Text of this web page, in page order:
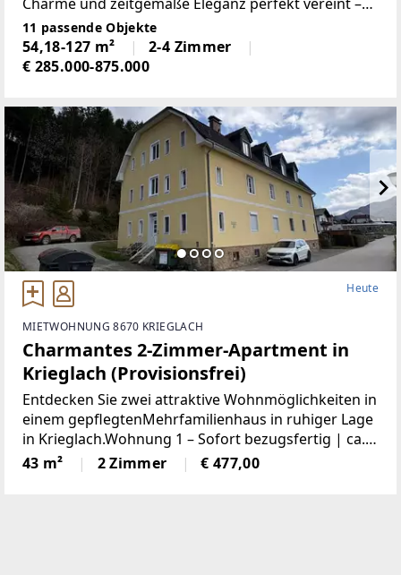
Ihre ganz persönliche Wohlfühloase mit
erstklassigem Komfort und privaten Freiräumen
mitten in der Stadt.DAS
11 passende Objekte
54,18-127 m²
2-4 Zimmer
€ 285.000-875.000
Heute
MIETWOHNUNG 8670 KRIEGLACH
Charmantes 2-Zimmer-Apartment in
Krieglach (Provisionsfrei)
Entdecken Sie zwei attraktive Wohnmöglichkeiten in
einem gepflegtenMehrfamilienhaus in ruhiger Lage
in Krieglach.Wohnung 1 – Sofort bezugsfertig | ca.
480 € BruttoFrisch und wie neu: Diese 43 m² große
Wohnung wurde komplett saniert. NeueKüche,
43 m² 2 Zimmer € 477,00